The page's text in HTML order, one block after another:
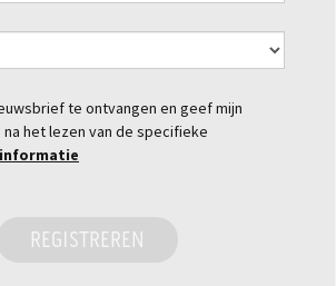
te ontvangen en geef mijn
het lezen van de specifieke
REGISTREREN